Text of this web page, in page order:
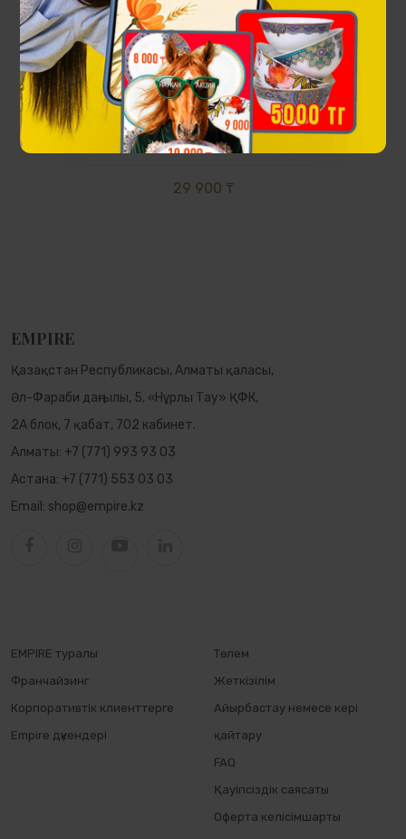
Almaty сыйлық жинағы
29 900 ₸
EMPIRE
Қазақстан Республикасы, Алматы қаласы,
Әл-Фараби даңғылы, 5, «Нұрлы Тау» ҚФК,
2А блок, 7 қабат, 702 кабинет.
Алматы: +7 (771) 993 93 03
Астана: +7 (771) 553 03 03
Email: shop@empire.kz
EMPIRE туралы
Франчайзинг
Корпоративтік клиенттерге
Empire дүкендері
Төлем
Жеткізілім
Айырбастау немесе кері
қайтару
FAQ
Қауіпсіздік саясаты
Оферта келісімшарты